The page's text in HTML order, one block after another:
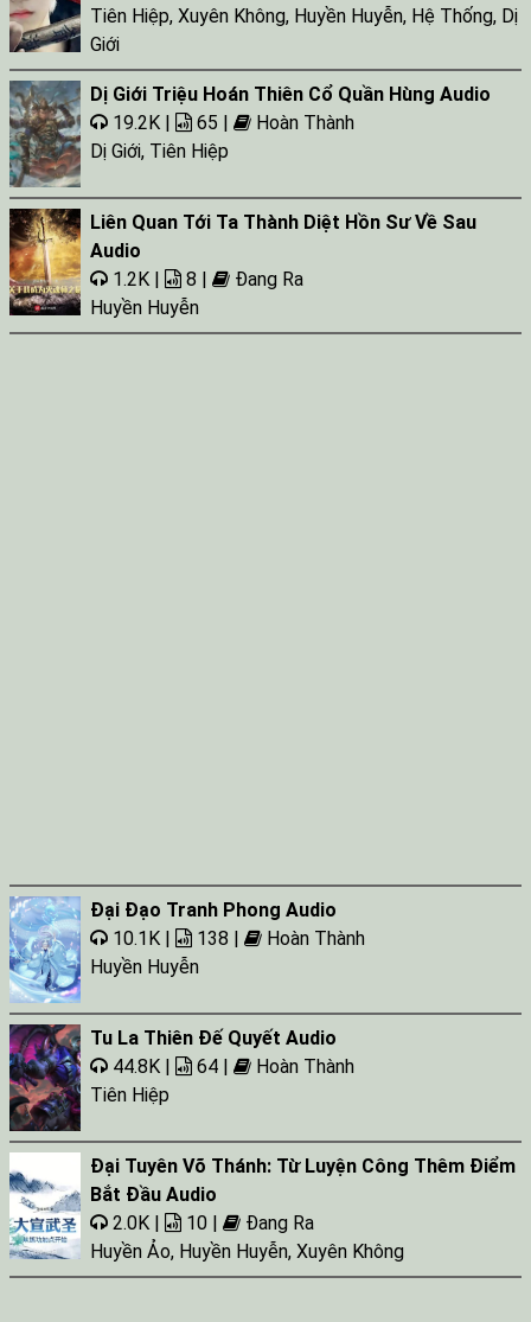
Tap 029
Tiên Hiệp, Xuyên Không, Huyền Huyễn, Hệ Thống, Dị
Giới
Dị Giới Triệu Hoán Thiên Cổ Quần Hùng Audio
19.2K |
65 |
Hoàn Thành
Dị Giới, Tiên Hiệp
Liên Quan Tới Ta Thành Diệt Hồn Sư Về Sau
Audio
1.2K |
8 |
Đang Ra
Huyền Huyễn
Đại Đạo Tranh Phong Audio
10.1K |
138 |
Hoàn Thành
Huyền Huyễn
Tu La Thiên Đế Quyết Audio
44.8K |
64 |
Hoàn Thành
Tiên Hiệp
Đại Tuyên Võ Thánh: Từ Luyện Công Thêm Điểm
Bắt Đầu Audio
2.0K |
10 |
Đang Ra
Huyền Ảo, Huyền Huyễn, Xuyên Không